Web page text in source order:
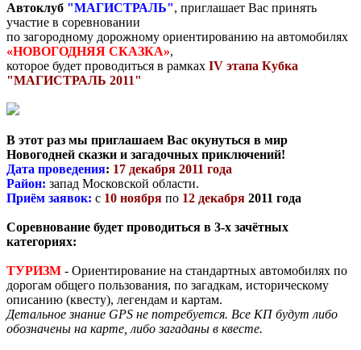
Автоклуб "МАГИСТРАЛЬ", приглашает Вас принять
участие в соревновании
по загородному дорожному ориентированию на автомобилях
«НОВОГОДНЯЯ СКАЗКА»,
которое будет проводиться в рамках IV этапа Кубка
"МАГИСТРАЛЬ 2011"
В этот раз мы приглашаем Вас окунуться в мир
Новогодней сказки и загадочных приключений!
Дата проведения: 17 декабря 2011 года
Район: запад Московской области.
Приём заявок: с 10 ноября по 12 декабря 2011 года
Соревнование будет проводиться в 3-х зачётных
категориях:
ТУРИЗМ - Ориентирование на стандартных автомобилях по
дорогам общего пользования, по загадкам, историческому
описанию (квесту), легендам и картам.
Детальное знание GPS не потребуется. Все КП будут либо
обозначены на карте, либо загаданы в квесте.